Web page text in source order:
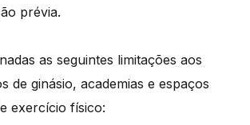
prévia.
as seguintes limitações aos
de ginásio, academias e espaços
exercício físico: